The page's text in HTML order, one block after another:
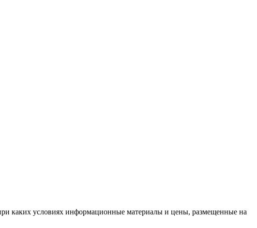
каких условиях информационные материалы и цены, размещенные на